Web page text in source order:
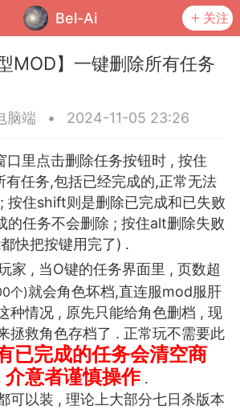
Bel-Ai 关注
道具 排行榜
攻略教程 联机招募
型MOD】一键删除所有任务
脑端 • 2024-11-05 23:26
口里点击删除任务按钮时 , 按住
有任务,包括已经完成的,正常无法
按住shift则是删除已完成和已失败
的任务不会删除 ; 按住alt删除失败
快把按键用完了) .
家 , 当O键的任务界面里 , 页数超
个)就会角色坏档,直连服mod服肝
种情况 , 原先只能给角色删档 , 现
拯救角色存档了 . 正常玩不需要此
已完成的任务会清空商
介意者谨慎操作.
可以装 , 理论上大部分七日杀版本